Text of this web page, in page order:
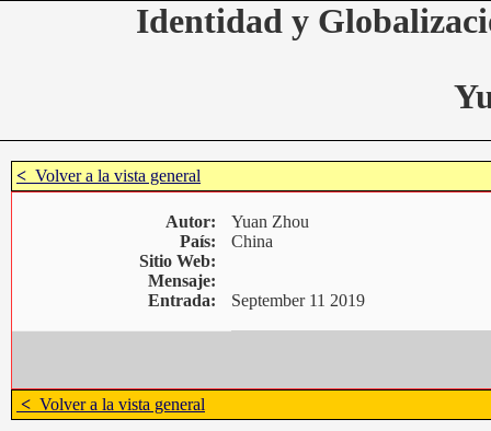
Identidad y
< Volver a la vista general
Autor:
País:
Sitio Web:
Mensaje:
Yuan Zhou
China
Entrada: September 11 2019
< Volver a la vista general